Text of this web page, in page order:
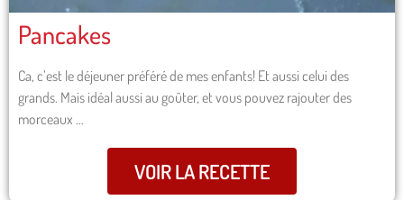
Pancakes
Ca, c’est le déjeuner préféré de mes enfants! Et aussi celui des
grands. Mais idéal aussi au goûter, et vous pouvez rajouter des
morceaux …
VOIR LA RECETTE